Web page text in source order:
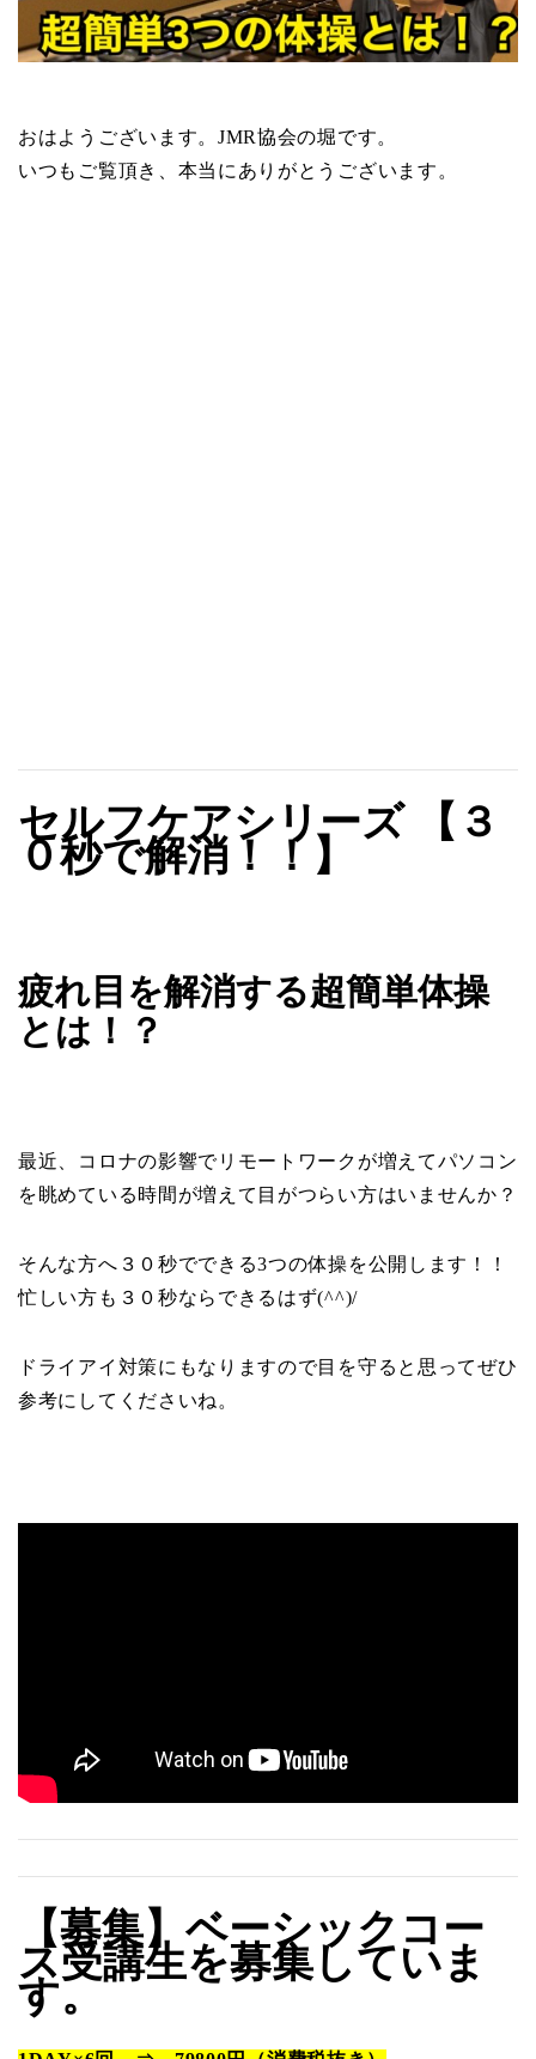
おはようございます。JMR協会の堀です。
いつもご覧頂き、本当にありがとうございます。
セルフケアシリーズ 【３
０秒で解消！！】
疲れ目を解消する超簡単体操
とは！？
最近、コロナの影響でリモートワークが増えてパソコン
を眺めている時間が増えて目がつらい方はいませんか？
そんな方へ３０秒でできる3つの体操を公開します！！
忙しい方も３０秒ならできるはず(^^)/
ドライアイ対策にもなりますので目を守ると思ってぜひ
参考にしてくださいね。
【募集】ベーシックコー
ス受講生を募集していま
す。